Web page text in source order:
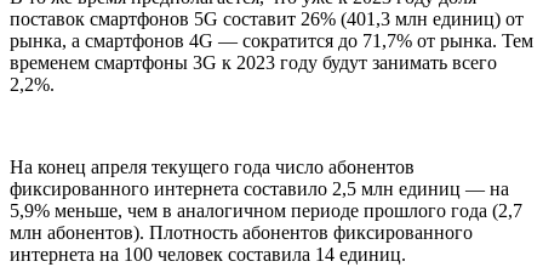
поставок смартфонов 5G составит 26% (401,3 млн единиц) от
рынка, а смартфонов 4G — сократится до 71,7% от рынка. Тем
временем смартфоны 3G к 2023 году будут занимать всего
2,2%.
На конец апреля текущего года число абонентов
фиксированного интернета составило 2,5 млн единиц — на
5,9% меньше, чем в аналогичном периоде прошлого года (2,7
млн абонентов). Плотность абонентов фиксированного
интернета на 100 человек составила 14 единиц.